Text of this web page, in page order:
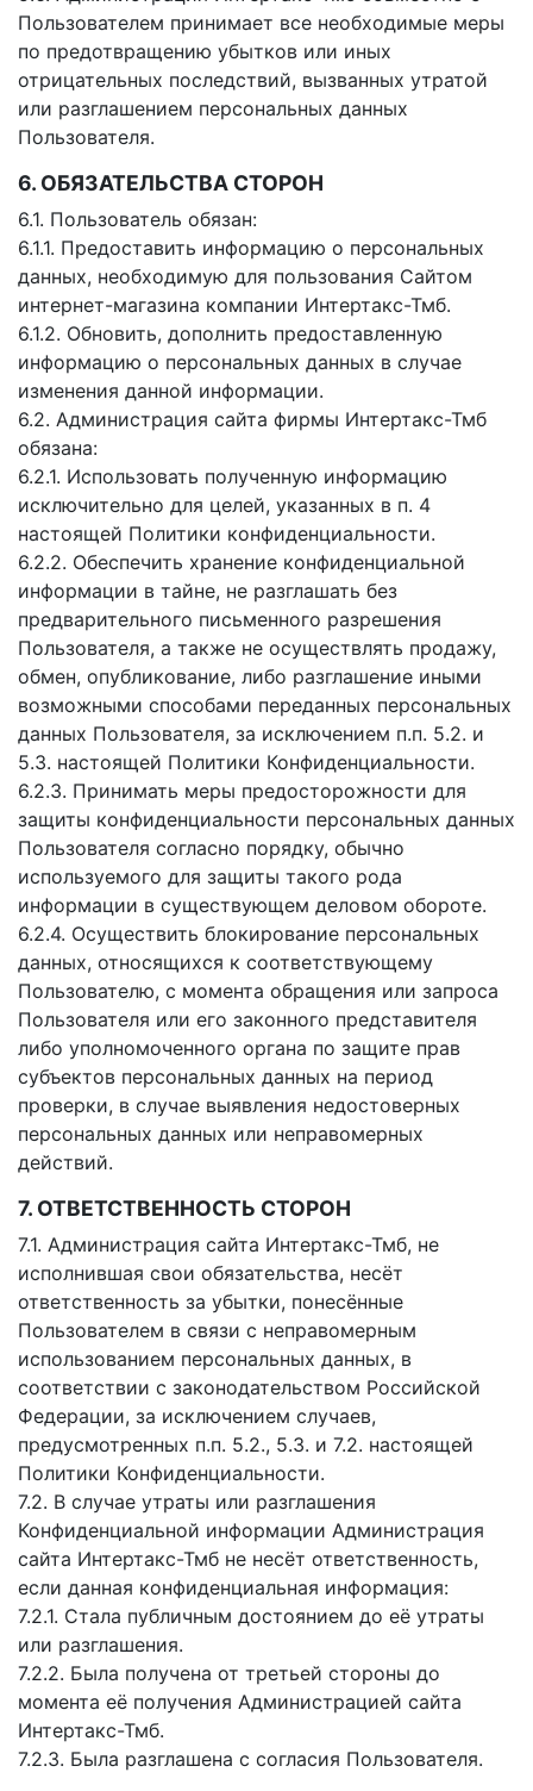
Пользователем принимает все необходимые меры
по предотвращению убытков или иных
отрицательных последствий, вызванных утратой
или разглашением персональных данных
Пользователя.
6. ОБЯЗАТЕЛЬСТВА СТОРОН
6.1. Пользователь обязан:
6.1.1. Предоставить информацию о персональных
данных, необходимую для пользования Сайтом
интернет-магазина компании Интертакс-Тмб.
6.1.2. Обновить, дополнить предоставленную
информацию о персональных данных в случае
изменения данной информации.
6.2. Администрация сайта фирмы Интертакс-Тмб
обязана:
6.2.1. Использовать полученную информацию
исключительно для целей, указанных в п. 4
настоящей Политики конфиденциальности.
6.2.2. Обеспечить хранение конфиденциальной
информации в тайне, не разглашать без
предварительного письменного разрешения
Пользователя, а также не осуществлять продажу,
обмен, опубликование, либо разглашение иными
возможными способами переданных персональных
данных Пользователя, за исключением п.п. 5.2. и
5.3. настоящей Политики Конфиденциальности.
6.2.3. Принимать меры предосторожности для
защиты конфиденциальности персональных данных
Пользователя согласно порядку, обычно
используемого для защиты такого рода
информации в существующем деловом обороте.
6.2.4. Осуществить блокирование персональных
данных, относящихся к соответствующему
Пользователю, с момента обращения или запроса
Пользователя или его законного представителя
либо уполномоченного органа по защите прав
субъектов персональных данных на период
проверки, в случае выявления недостоверных
персональных данных или неправомерных
действий.
7. ОТВЕТСТВЕННОСТЬ СТОРОН
7.1. Администрация сайта Интертакс-Тмб, не
исполнившая свои обязательства, несёт
ответственность за убытки, понесённые
Пользователем в связи с неправомерным
использованием персональных данных, в
соответствии с законодательством Российской
Федерации, за исключением случаев,
предусмотренных п.п. 5.2., 5.3. и 7.2. настоящей
Политики Конфиденциальности.
7.2. В случае утраты или разглашения
Конфиденциальной информации Администрация
сайта Интертакс-Тмб не несёт ответственность,
если данная конфиденциальная информация:
7.2.1. Стала публичным достоянием до её утраты
или разглашения.
7.2.2. Была получена от третьей стороны до
момента её получения Администрацией сайта
Интертакс-Тмб.
7.2.3. Была разглашена с согласия Пользователя.